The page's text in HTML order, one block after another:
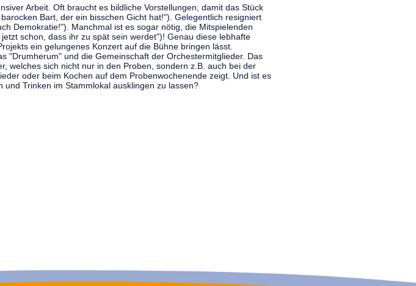
Arbeit. Oft braucht es bildliche Vorstellungen, damit das Stück
Bart, der ein bisschen Gicht hat!"). Gelegentlich resigniert
Demokratie!"). Manchmal ist es sogar nötig, die Mitspielenden
schon, dass ihr zu spät sein werdet")! Genau diese lebhafte
ein gelungenes Konzert auf die Bühne bringen lässt.
"Drumherum" und die Gemeinschaft der Orchestermitglieder. Das
welches sich nicht nur in den Proben, sondern z.B. auch bei der
oder beim Kochen auf dem Probenwochenende zeigt. Und ist es
Trinken im Stammlokal ausklingen zu lassen?